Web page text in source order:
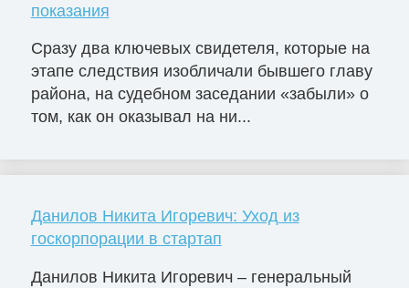
показания
Сразу два ключевых свидетеля, которые на
этапе следствия изобличали бывшего главу
района, на судебном заседании «забыли» о
том, как он оказывал на ни...
Данилов Никита Игоревич: Уход из
госкорпорации в стартап
Данилов Никита Игоревич – генеральный